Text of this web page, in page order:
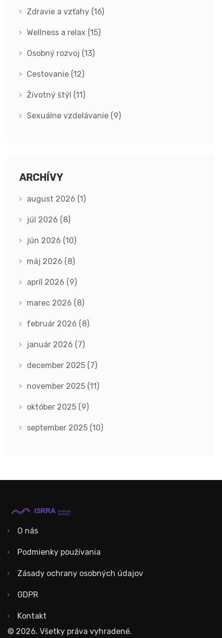
Zdravie a vzťahy (16)
Wellness a relax (15)
Osobný rozvoj (13)
Cestovanie (12)
Životný štýl (11)
Sexuálne vzdelávanie (9)
ARCHÍVY
august 2026 (1)
júl 2026 (8)
jún 2026 (10)
máj 2026 (8)
apríl 2026 (9)
marec 2026 (8)
február 2026 (8)
január 2026 (7)
december 2025 (7)
november 2025 (11)
október 2025 (9)
september 2025 (10)
O nás
Podmienky používania
Zásady ochrany osobných údajov
GDPR
Kontakt
© 2026. Všetky práva vyhradené.